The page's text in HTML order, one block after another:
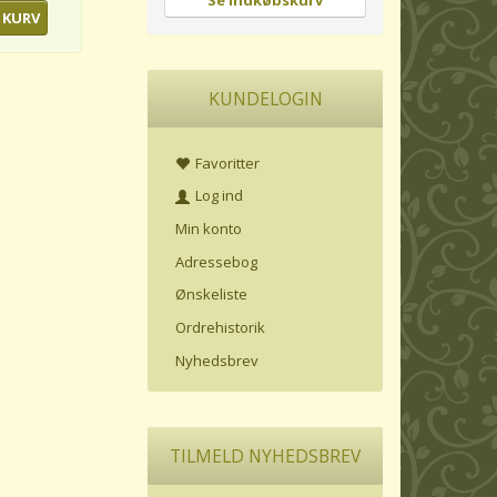
KUNDELOGIN
Favoritter
Log ind
Min konto
Adressebog
Ønskeliste
Ordrehistorik
Nyhedsbrev
TILMELD NYHEDSBREV